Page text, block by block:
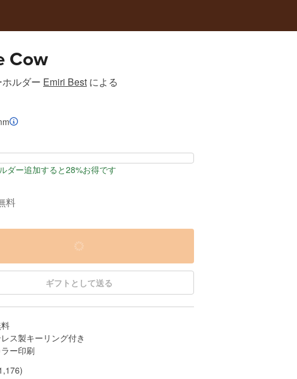
Cow
ホルダー Emiri Best による
ダー追加すると28%お得です
料
ギフトとして送る
ス製キーリング付き
ー印刷